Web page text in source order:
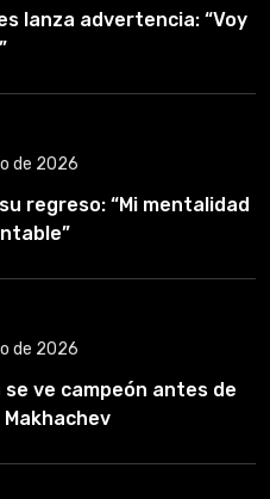
lanza advertencia: “Voy
de 2026
regreso: “Mi mentalidad
de 2026
se ve campeón antes de